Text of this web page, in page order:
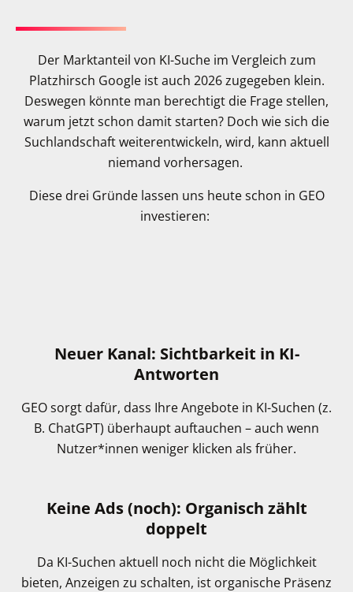
Der Marktanteil von KI-Suche im Vergleich zum
Platzhirsch Google ist auch 2026 zugegeben klein.
Deswegen könnte man berechtigt die Frage stellen,
warum jetzt schon damit starten? Doch wie sich die
Suchlandschaft weiterentwickeln, wird, kann aktuell
niemand vorhersagen.
Diese drei Gründe lassen uns heute schon in GEO
investieren:
Neuer Kanal: Sichtbarkeit in KI-
Antworten
GEO sorgt dafür, dass Ihre Angebote in KI-Suchen (z.
B. ChatGPT) überhaupt auftauchen – auch wenn
Nutzer*innen weniger klicken als früher.
Keine Ads (noch): ​Organisch zählt
doppelt
Da KI-Suchen aktuell noch nicht die Möglichkeit
bieten, Anzeigen zu schalten, ist organische Präsenz